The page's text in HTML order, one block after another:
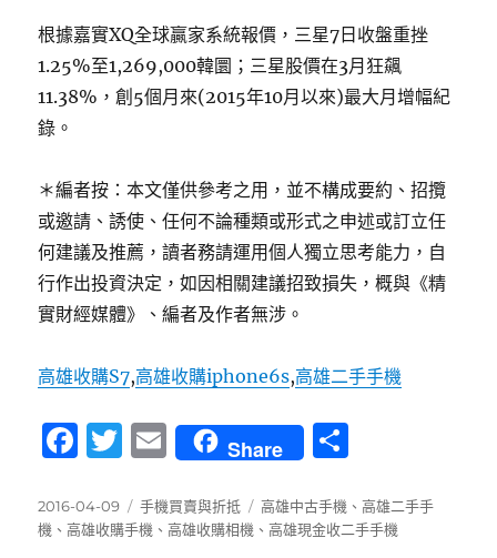
根據嘉實XQ全球贏家系統報價，三星7日收盤重挫
1.25%至1,269,000韓圜；三星股價在3月狂飆
11.38%，創5個月來(2015年10月以來)最大月增幅紀
錄。
＊編者按：本文僅供參考之用，並不構成要約、招攬
或邀請、誘使、任何不論種類或形式之申述或訂立任
何建議及推薦，讀者務請運用個人獨立思考能力，自
行作出投資決定，如因相關建議招致損失，概與《精
實財經媒體》、編者及作者無涉。
高雄收購S7,高雄收購iphone6s,高雄二手手機
F
c
e
T
it
te
E
m
ai
l
Share
發
佈
2016-04-09
分
類
手機買賣與折抵
標
籤
高雄中古手機 、高雄二手手
機 、高雄收購手機 、高雄收購相機 、高雄現金收二手手機